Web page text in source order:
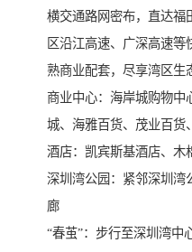
横交通路网密布，直达福
区沿江高速、广深高速
熟商业配套，尽享湾区生
商业中心：海岸城购物中
城、海雅百货、茂业百货
酒店：凯宾斯基酒店、木
深圳湾公园：紧邻深圳湾
廊
“春茧”：步行至深圳湾中